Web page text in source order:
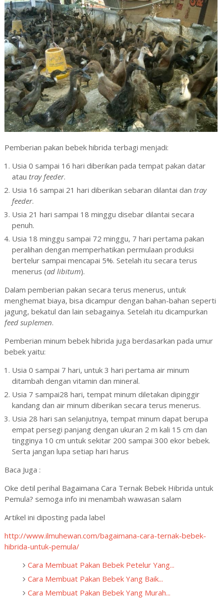
Pemberian pakan bebek hibrida terbagi menjadi:
Usia 0 sampai 16 hari diberikan pada tempat pakan datar
atau tray feeder.
Usia 16 sampai 21 hari diberikan sebaran dilantai dan tray
feeder.
Usia 21 hari sampai 18 minggu disebar dilantai secara
penuh.
Usia 18 minggu sampai 72 minggu, 7 hari pertama pakan
peralihan dengan memperhatikan permulaan produksi
bertelur sampai mencapai 5%. Setelah itu secara terus
menerus (ad libitum).
Dalam pemberian pakan secara terus menerus, untuk
menghemat biaya, bisa dicampur dengan bahan-bahan seperti
jagung, bekatul dan lain sebagainya. Setelah itu dicampurkan
feed suplemen.
Pemberian minum bebek hibrida juga berdasarkan pada umur
bebek yaitu:
Usia 0 sampai 7 hari, untuk 3 hari pertama air minum
ditambah dengan vitamin dan mineral.
Usia 7 sampai28 hari, tempat minum diletakan dipinggir
kandang dan air minum diberikan secara terus menerus.
Usia 28 hari san selanjutnya, tempat minum dapat berupa
empat persegi panjang dengan ukuran 2 m kali 15 cm dan
tingginya 10 cm untuk sekitar 200 sampai 300 ekor bebek.
Serta jangan lupa setiap hari harus
Baca Juga :
Oke detil perihal Bagaimana Cara Ternak Bebek Hibrida untuk
Pemula? semoga info ini menambah wawasan salam
Artikel ini diposting pada label
http://www.ilmuhewan.com/bagaimana-cara-ternak-bebek-
hibrida-untuk-pemula/
Cara Membuat Pakan Bebek Petelur Yang...
Cara Membuat Pakan Bebek Yang Baik...
Cara Membuat Pakan Bebek Yang Murah...